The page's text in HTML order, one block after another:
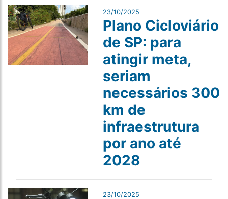
23/10/2025
Plano Cicloviário
de SP: para
atingir meta,
seriam
necessários 300
km de
infraestrutura
por ano até
2028
23/10/2025